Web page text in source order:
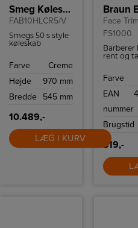
Smeg Køleskab
FAB10HLCR5/V
Smegs 50 s style
køleskab
kølekapacitet og
teknologier som
og let afrimning.
venstrehængslet.
Farve
Creme
Højde
970 mm
Bredde
545 mm
10.489,-
LÆG I KURV
Face
FS1000
Barberer
rent og
lægge
Farve
EAN
nummer
Brugstid
319,-